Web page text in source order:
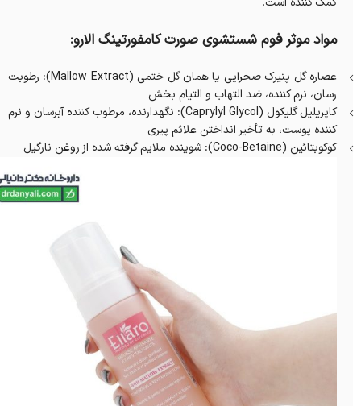
مواد موثر فوم شستشوی صورت کامفورتینگ الارو:
عصاره گل پنیرک صحرایی یا همان گل ختمی (Mallow Extract): رطوبت
رسان، نرم کننده، ضد التهاب و التیام بخش
کننده پوست، به تأخیر انداختن علائم پیری
کوکوبتائین (Coco-Betaine): شوینده ملایم گرفته شده از روغن نارگیل